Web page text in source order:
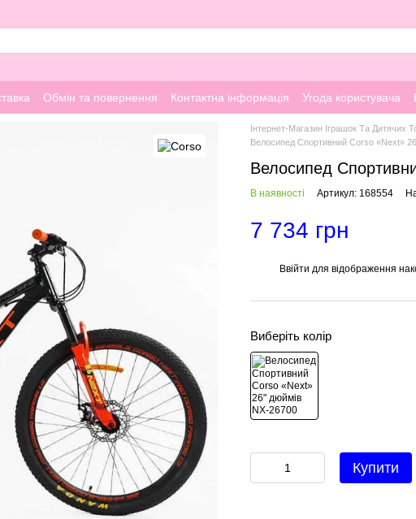
Обмін та повернення Контактна інформація Угода користувача
Інтернет-Магазин Іграшок Та Дитячих
Велосипед Спортивний Corso «Next»
Велосипед
В наявності Артикул: 168554
7 734 грн
Ввійти для відображення
Виберіть колір
Купити